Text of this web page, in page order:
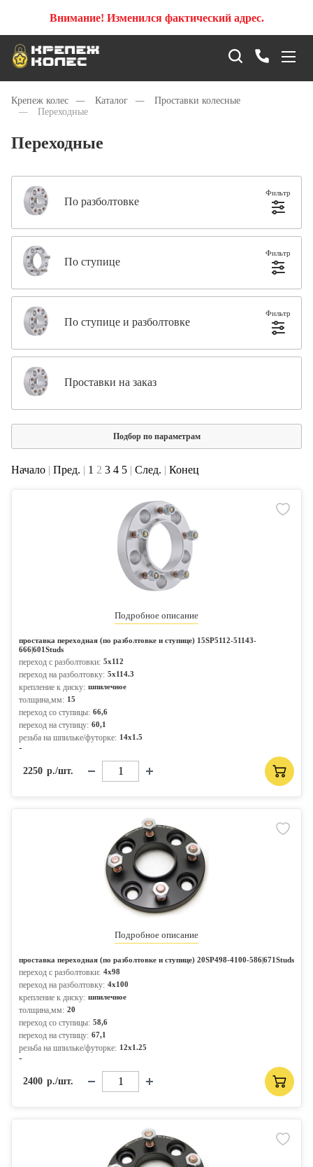
Внимание! Изменился фактический адрес.
Крепеж колес — Каталог —
Проставки колесные
—
Переходные
Переходные
По разболтовке
Фильтр
По ступице
Фильтр
По ступице и разболтовке
Фильтр
Проставки на заказ
Подбор по параметрам
Начало | Пред. | 1 2 3 4 5 | След. | Конец
Подробное описание
проставка переходная (по разболтовке и ступице) 15SP5112-51143-
666|601Studs
переход с разболтовки: 5x112
переход на разболтовку: 5x114.3
крепление к диску: шпилечное
толщина,мм: 15
переход со ступицы: 66,6
переход на ступицу: 60,1
резьба на шпильке/футорке: 14x1.5
-
2250 р./шт.
Подробное описание
проставка переходная (по разболтовке и ступице) 20SP498-4100-586|671Studs
переход с разболтовки: 4x98
переход на разболтовку: 4x100
крепление к диску: шпилечное
толщина,мм: 20
переход со ступицы: 58,6
переход на ступицу: 67,1
резьба на шпильке/футорке: 12x1.25
-
2400 р./шт.